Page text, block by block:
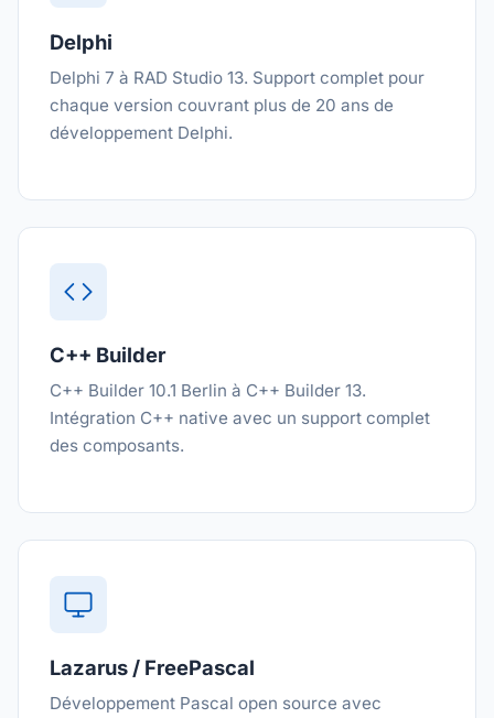
Delphi
Delphi 7 à RAD Studio 13. Support complet pour
chaque version couvrant plus de 20 ans de
développement Delphi.
C++ Builder
C++ Builder 10.1 Berlin à C++ Builder 13.
Intégration C++ native avec un support complet
des composants.
Lazarus / FreePascal
Développement Pascal open source avec